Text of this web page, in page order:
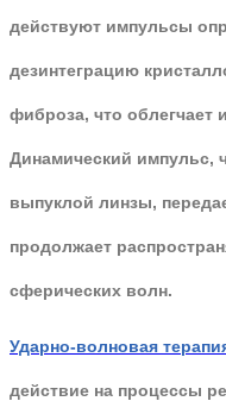
действуют импульсы
дезинтеграцию
фиброза, что облегчает
Динамический импульс,
выпуклой линзы,
продолжает
сферических волн.
Ударно-волновая
действие на процессы